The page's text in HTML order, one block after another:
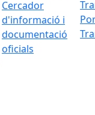
Cercador
d'informació i
documentació
oficials